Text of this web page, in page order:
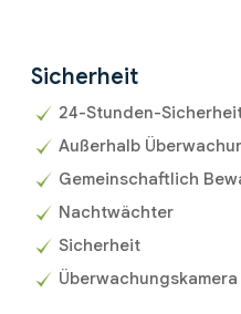
Sicherheit
24-Stunden-
Außerhalb
Gemeinschaftlich
Nachtwächter
Sicherheit
Überwachungskamera